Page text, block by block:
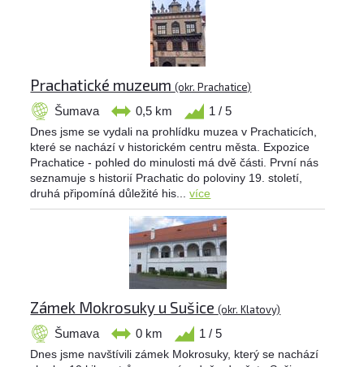
Prachatické muzeum(okr. Prachatice)
Šumava 0,5 km 1 / 5
Dnes jsme se vydali na prohlídku muzea v Prachaticích,
které se nachází v historickém centru města. Expozice
Prachatice - pohled do minulosti má dvě části. První nás
seznamuje s historií Prachatic do poloviny 19. století,
druhá připomíná důležité his...více
Zámek Mokrosuky u Sušice(okr. Klatovy)
Šumava 0 km 1 / 5
Dnes jsme navštívili zámek Mokrosuky, který se nachází